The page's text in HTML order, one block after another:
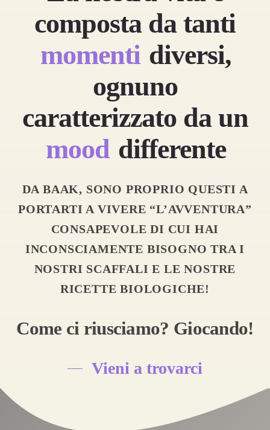
CLUB
DEL
LIBRO
SETTEMBRE
CLUB DEL LIBRO
SETTEMBRE
DEGUSTAZIONE
composta da tanti
momenti diversi,
ognuno
caratterizzato da un
mood differente
DA BAAK, SONO PROPRIO QUESTI A
PORTARTI A VIVERE “L’AVVENTURA”
CONSAPEVOLE DI CUI HAI
INCONSCIAMENTE BISOGNO TRA I
NOSTRI SCAFFALI E LE NOSTRE
RICETTE BIOLOGICHE!
Come ci riusciamo? Giocando!
Vieni a trovarci